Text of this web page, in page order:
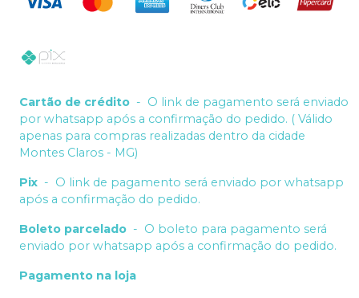
Cartão de crédito - O link de pagamento será enviado
por whatsapp após a confirmação do pedido. ( Válido
apenas para compras realizadas dentro da cidade
Montes Claros - MG)
Pix - O link de pagamento será enviado por whatsapp
após a confirmação do pedido.
Boleto parcelado - O boleto para pagamento será
enviado por whatsapp após a confirmação do pedido.
Pagamento na loja